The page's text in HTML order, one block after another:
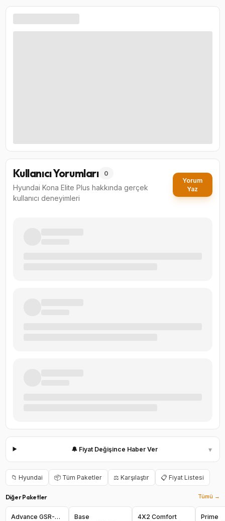
Kullanıcı Yorumları 0
Hyundai Kona Elite Plus hakkında gerçek
kullanıcı deneyimleri
Yorum
Yaz
🔔 Fiyat Değişince Haber Ver ▾
📁 Hyundai 📦 Tüm Paketler ⚖️ Karşılaştır 📋 Fiyat Listesi
Diğer Paketler Tümü →
Advance GSR-2-C Base 4X2 Comfort Prime